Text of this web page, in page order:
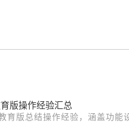
版操作经验汇总
育版总结操作经验，涵盖功能